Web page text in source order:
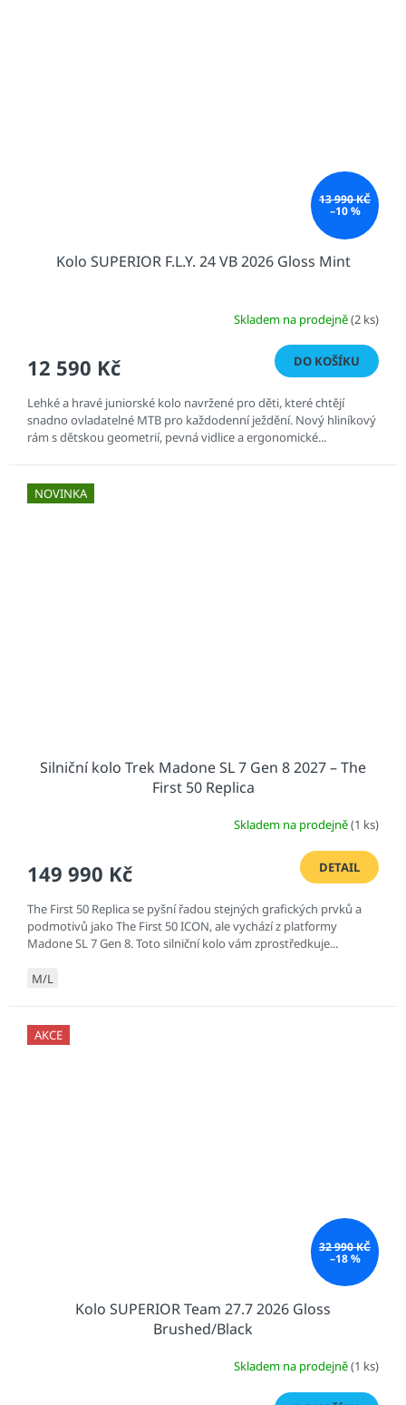
13 990 KČ
–10 %
Kolo SUPERIOR F.L.Y. 24 VB 2026 Gloss Mint
Skladem na prodejně(2 ks)
12 590 Kč DO KOŠÍKU
Lehké a hravé juniorské kolo navržené pro děti, které chtějí
snadno ovladatelné MTB pro každodenní ježdění. Nový hliníkový
rám s dětskou geometrií, pevná vidlice a ergonomické...
NOVINKA
Silniční kolo Trek Madone SL 7 Gen 8 2027 – The
First 50 Replica
Skladem na prodejně(1 ks)
149 990 Kč DETAIL
The First 50 Replica se pyšní řadou stejných grafických prvků a
podmotivů jako The First 50 ICON, ale vychází z platformy
Madone SL 7 Gen 8. Toto silniční kolo vám zprostředkuje...
M/L
AKCE
32 990 KČ
–18 %
Kolo SUPERIOR Team 27.7 2026 Gloss
Brushed/Black
Skladem na prodejně(1 ks)